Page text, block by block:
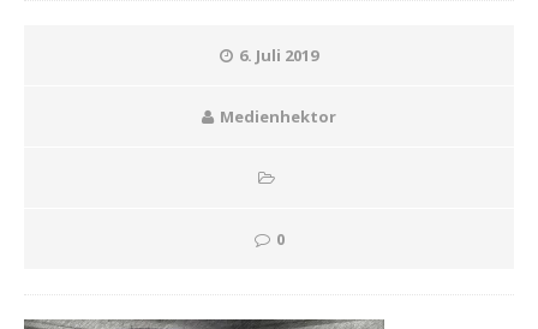
6. Juli 2019
Medienhektor
0